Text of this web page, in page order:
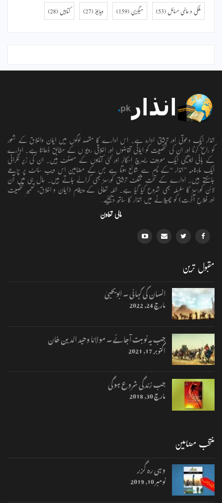
ملکی و عالمی مسائل (53) میگزین (159) ویڈیوز (27) کتابیں (28)
انذار ایک دعوتی اور تربیتی ادارہ ہے۔ اس ادارے کا مقصد لوگوں میں ایمان واخلاق کے شعور
کو راسخ کرنا اور ان کی شخصیت کو ایمانی تقاضوں اور اخلاقی رویو ں کے مطابق ڈھالنا ہے۔ ادارے
کے بانی ابویحییٰ ایک معروف ریسرچ اسکالر اور کئی کتابوں کے مصنف ہیں۔ ان کی زیر نگرانی
ایک ماہنامہ ’’انذار ‘‘کے نام سے شائع ہوتا ہے جس کے مضامین اس ویب سائٹ پر پڑھے
جاسکتے ہیں۔ ادارے کے تحت مختلف تربیتی کورسز بھی کرائے جاتے ہیں۔ حال ہی میں آن
لائن کورسز کا سلسلہ بھی شروع کیا گیا ہے۔ اللہ تعالٰی کے پیغام (ایمان و اخلاق، تعمیرِ شخصیت
اور فلاحِ آخرت) کو پھیلانے میں انذار کا ساتھ دیجئیے.
مالی تعاون
مقبول ترین
انسان کی کہانی ۔ ابویحییٰ
مارچ 24, 2022
جب یہ نوبت آجائے ۔ مولانا وحید الدین خان
اکتوبر 17, 2021
جب زندگی شروع ہوگی
مارچ 30, 2018
منتخب مضامین
وہی رہ گزر
نومبر 10, 2019